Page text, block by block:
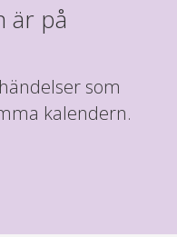
är på
som
kalendern.